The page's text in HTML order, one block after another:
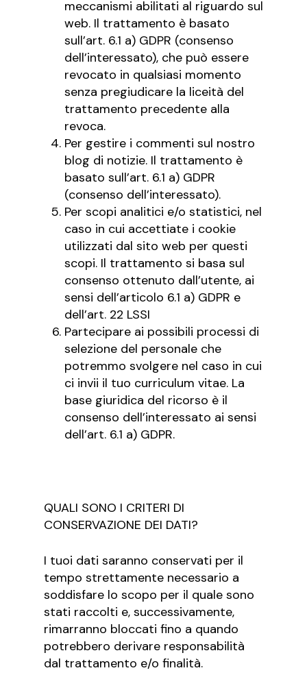
meccanismi abilitati al riguardo sul
web. Il trattamento è basato
sull’art. 6.1 a) GDPR (consenso
dell’interessato), che può essere
revocato in qualsiasi momento
senza pregiudicare la liceità del
trattamento precedente alla
revoca.
Per gestire i commenti sul nostro
blog di notizie. Il trattamento è
basato sull’art. 6.1 a) GDPR
(consenso dell’interessato).
Per scopi analitici e/o statistici, nel
caso in cui accettiate i cookie
utilizzati dal sito web per questi
scopi. Il trattamento si basa sul
consenso ottenuto dall’utente, ai
sensi dell’articolo 6.1 a) GDPR e
dell’art. 22 LSSI
Partecipare ai possibili processi di
selezione del personale che
potremmo svolgere nel caso in cui
ci invii il tuo curriculum vitae. La
base giuridica del ricorso è il
consenso dell’interessato ai sensi
dell’art. 6.1 a) GDPR.
QUALI SONO I CRITERI DI
CONSERVAZIONE DEI DATI?
I tuoi dati saranno conservati per il
tempo strettamente necessario a
soddisfare lo scopo per il quale sono
stati raccolti e, successivamente,
rimarranno bloccati fino a quando
potrebbero derivare responsabilità
dal trattamento e/o finalità.